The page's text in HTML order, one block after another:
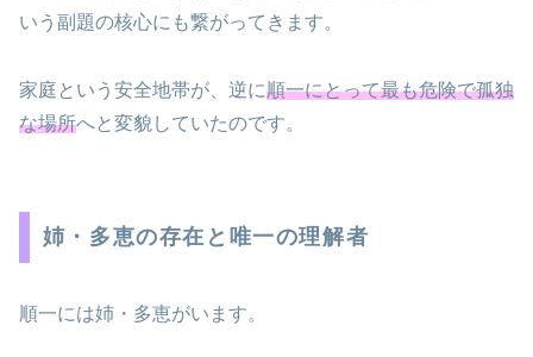
いう副題の核心にも繋がってきます。
家庭という安全地帯が、逆に順一にとって最も危険で孤独
な場所へと変貌していたのです。
姉・多恵の存在と唯一の理解者
順一には姉・多恵がいます。